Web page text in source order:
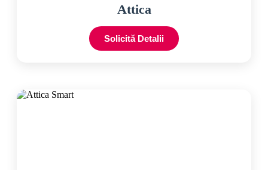
Attica
Solicită Detalii